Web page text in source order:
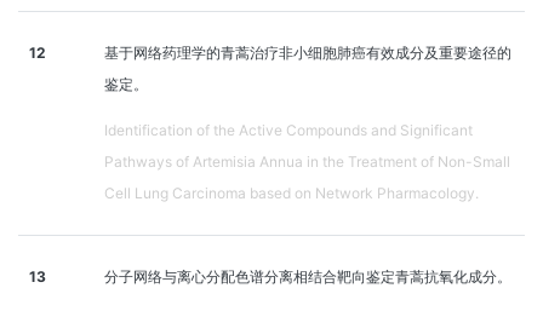
12
基于网络药理学的青蒿治疗非小细胞肺癌有效成分及重要途径的
鉴定。
Identification of the Active Compounds and Significant
Pathways of Artemisia Annua in the Treatment of Non-Small
Cell Lung Carcinoma based on Network Pharmacology.
13 分子网络与离心分配色谱分离相结合靶向鉴定青蒿抗氧化成分。